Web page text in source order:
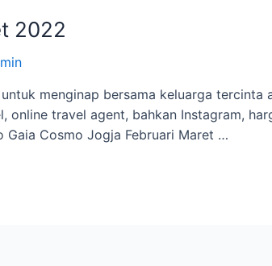
2022
menginap bersama keluarga tercinta
travel agent, bahkan Instagram,
Gaia Cosmo Jogja Februari Maret …